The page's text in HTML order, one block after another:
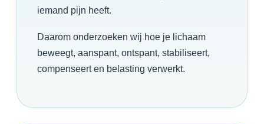
iemand pijn heeft.
Daarom onderzoeken wij hoe je lichaam
beweegt, aanspant, ontspant, stabiliseert,
compenseert en belasting verwerkt.